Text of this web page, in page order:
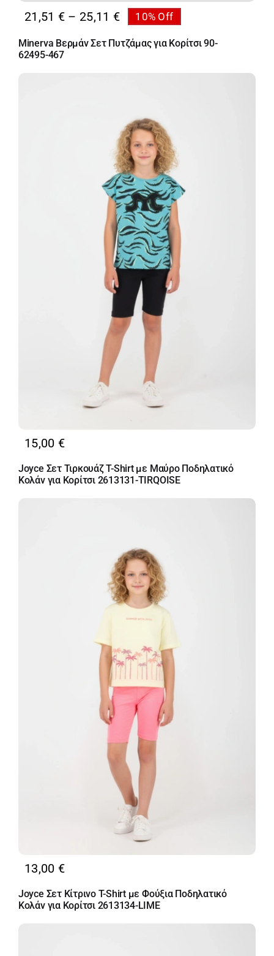
21,51 € – 25,11 €Price
21,51 €
10% Off
Minerva Βερμάν Σετ Πυτζάμας για Κορίτσι 90-
62495-467
15,00 €
Joyce Σετ Τιρκουάζ T-Shirt με Μαύρο Ποδηλατικό
Κολάν για Κορίτσι 2613131-TIRQOISE
13,00 €
Joyce Σετ Κίτρινο T-Shirt με Φούξια Ποδηλατικό
Κολάν για Κορίτσι 2613134-LIME